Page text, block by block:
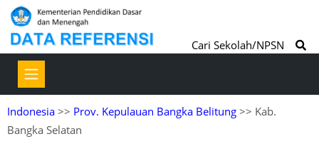
Cari Sekolah/NPSN
Indonesia >> Prov. Kepulauan Bangka Belitung >> Kab.
Bangka Selatan